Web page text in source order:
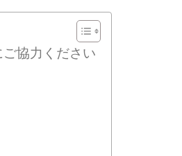
協力ください